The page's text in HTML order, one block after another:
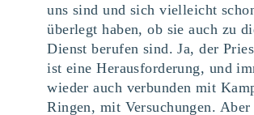
uns sind und sich vielleicht
überlegt haben, ob sie auch zu
Dienst berufen sind. Ja, der
ist eine Herausforderung, und
wieder auch verbunden mit
Ringen, mit Versuchungen. Aber